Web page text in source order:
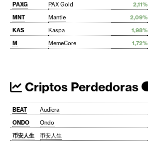
PAXG
PAX Gold 2,11%
MNT
Mantle 2,09%
KAS
Kaspa 1,98%
M
MemeCore 1,72%
Criptos Perdedoras
BEAT Audiera
ONDO
Ondo
币安人生
币安人生